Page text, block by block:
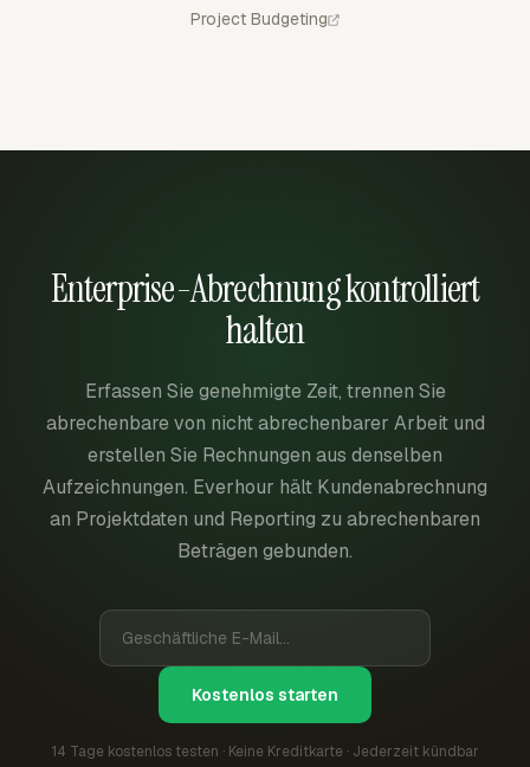
Project Budgeting
Enterprise-Abrechnung kontrolliert
halten
Erfassen Sie genehmigte Zeit, trennen Sie
abrechenbare von nicht abrechenbarer Arbeit und
erstellen Sie Rechnungen aus denselben
Aufzeichnungen. Everhour hält Kundenabrechnung
an Projektdaten und Reporting zu abrechenbaren
Beträgen gebunden.
Kostenlos starten
14 Tage kostenlos testen · Keine Kreditkarte · Jederzeit kündbar